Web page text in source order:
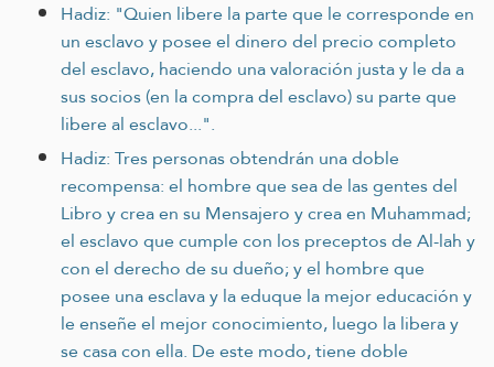
Hadiz: "Quien libere la parte que le corresponde en
un esclavo y posee el dinero del precio completo
del esclavo, haciendo una valoración justa y le da a
sus socios (en la compra del esclavo) su parte que
libere al esclavo...".
Hadiz: Tres personas obtendrán una doble
recompensa: el hombre que sea de las gentes del
Libro y crea en su Mensajero y crea en Muhammad;
el esclavo que cumple con los preceptos de Al-lah y
con el derecho de su dueño; y el hombre que
posee una esclava y la eduque la mejor educación y
le enseñe el mejor conocimiento, luego la libera y
se casa con ella. De este modo, tiene doble